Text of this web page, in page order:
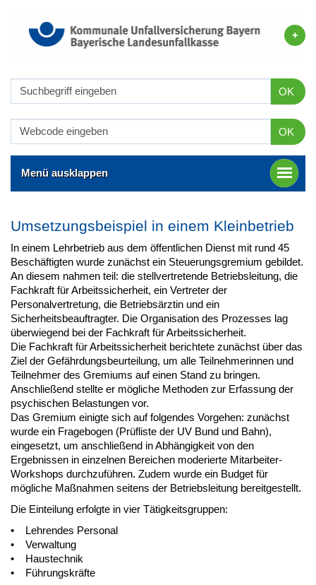
OK
OK
Menü ausklappen
Umsetzungsbeispiel in einem Kleinbetrieb
In einem Lehrbetrieb aus dem öffentlichen Dienst mit rund 45
Beschäftigten wurde zunächst ein Steuerungsgremium gebildet.
An diesem nahmen teil: die stellvertretende Betriebsleitung, die
Fachkraft für Arbeitssicherheit, ein Vertreter der
Personalvertretung, die Betriebsärztin und ein
Sicherheitsbeauftragter. Die Organisation des Prozesses lag
überwiegend bei der Fachkraft für Arbeitssicherheit.
Die Fachkraft für Arbeitssicherheit berichtete zunächst über das
Ziel der Gefährdungsbeurteilung, um alle Teilnehmerinnen und
Teilnehmer des Gremiums auf einen Stand zu bringen.
Anschließend stellte er mögliche Methoden zur Erfassung der
psychischen Belastungen vor.
Das Gremium einigte sich auf folgendes Vorgehen: zunächst
wurde ein Fragebogen (Prüfliste der UV Bund und Bahn),
eingesetzt, um anschließend in Abhängigkeit von den
Ergebnissen in einzelnen Bereichen moderierte Mitarbeiter-
Workshops durchzuführen. Zudem wurde ein Budget für
mögliche Maßnahmen seitens der Betriebsleitung bereitgestellt.
Die Einteilung erfolgte in vier Tätigkeitsgruppen:
• Lehrendes Personal
• Verwaltung
• Haustechnik
• Führungskräfte